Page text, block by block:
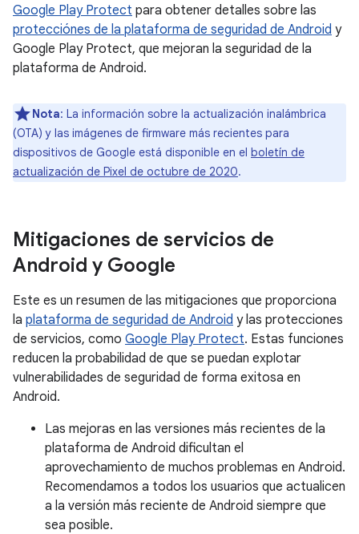
Google Play Protect para obtener detalles sobre las
protecciónes de la plataforma de seguridad de Android y
Google Play Protect, que mejoran la seguridad de la
plataforma de Android.
Nota: La información sobre la actualización inalámbrica
(OTA) y las imágenes de firmware más recientes para
dispositivos de Google está disponible en el boletín de
actualización de Pixel de octubre de 2020.
Mitigaciones de servicios de
Android y Google
Este es un resumen de las mitigaciones que proporciona
la plataforma de seguridad de Android y las protecciones
de servicios, como Google Play Protect. Estas funciones
reducen la probabilidad de que se puedan explotar
vulnerabilidades de seguridad de forma exitosa en
Android.
Las mejoras en las versiones más recientes de la
plataforma de Android dificultan el
aprovechamiento de muchos problemas en Android.
Recomendamos a todos los usuarios que actualicen
a la versión más reciente de Android siempre que
sea posible.